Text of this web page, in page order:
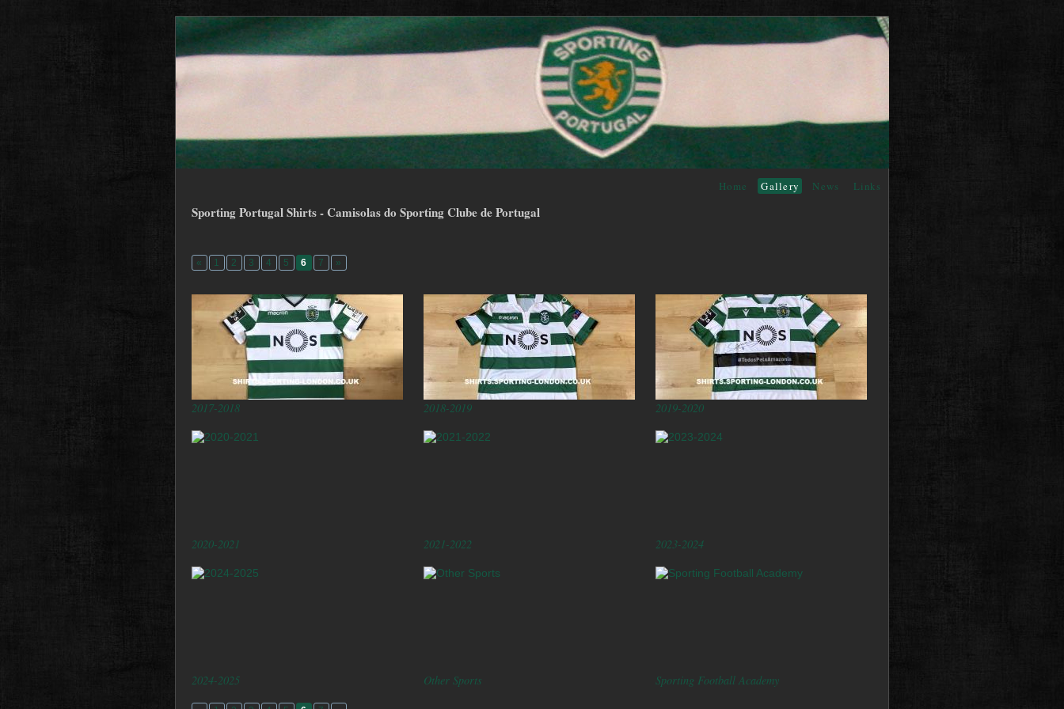
Home Gallery News Links
Sporting Portugal Shirts - Camisolas do Sporting Clube de Portugal
« 1 2 3 4 5 6 7 »
2017-2018 2018-2019 2019-2020
2020-2021 2021-2022 2023-2024
2024-2025 Other Sports Sporting Football Academy